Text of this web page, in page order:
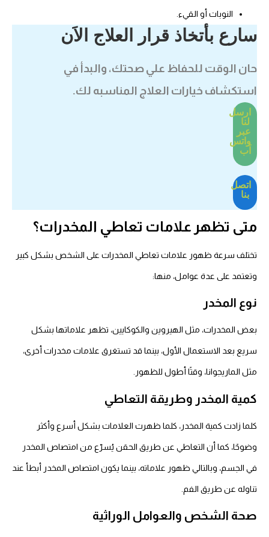
النوبات أو القيء.
سارع بأتخاذ قرار العلاج الاَن
حان الوقت للحفاظ علي صحتك، والبدأ في
استكشاف خيارات العلاج المناسبه لك.
ارسل
لنا
عبر
واتس
اَب
اتصل
بنا
متى تظهر علامات تعاطي المخدرات؟
تختلف سرعة ظهور علامات تعاطي المخدرات على الشخص بشكل كبير
وتعتمد على عدة عوامل، منها:
نوع المخدر
بعض المخدرات، مثل الهيروين والكوكايين، تظهر علاماتها بشكل
سريع بعد الاستعمال الأول، بينما قد تستغرق علامات مخدرات أخرى،
مثل الماريجوانا، وقتًا أطول للظهور.
كمية المخدر وطريقة التعاطي
كلما زادت كمية المخدر، كلما ظهرت العلامات بشكل أسرع وأكثر
وضوحًا، كما أن التعاطي عن طريق الحقن يُسرّع من امتصاص المخدر
في الجسم، وبالتالي ظهور علاماته، بينما يكون امتصاص المخدر أبطأ عند
تناوله عن طريق الفم.
صحة الشخص والعوامل الوراثية